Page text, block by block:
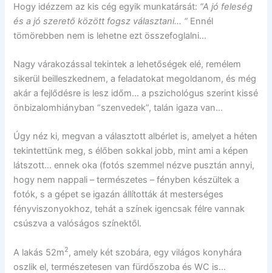
Hogy idézzem az kis cég egyik munkatársát: “A jó feleség
és a jó szerető között fogsz választani… “ Ennél
tömörebben nem is lehetne ezt összefoglalni…
Nagy várakozással tekintek a lehetőségek elé, remélem
sikerül beilleszkednem, a feladatokat megoldanom, és még
akár a fejlődésre is lesz időm… a pszichológus szerint kissé
önbizalomhiányban “szenvedek”, talán igaza van…
Úgy néz ki, megvan a választott albérlet is, amelyet a héten
tekintettünk meg, s élőben sokkal jobb, mint ami a képen
látszott… ennek oka (fotós szemmel nézve pusztán annyi,
hogy nem nappali – természetes – fényben készültek a
fotók, s a gépet se igazán állították át mesterséges
fényviszonyokhoz, tehát a színek igencsak félre vannak
csúszva a valóságos színektől.
A lakás 52m2 , amely két szobára, egy világos konyhára
oszlik el, természetesen van fürdőszoba és WC is…